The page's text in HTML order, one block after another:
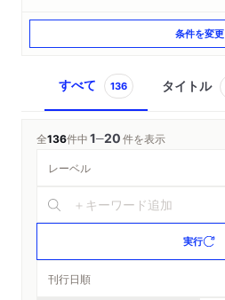
条件を変更
すべて 136 タイトル
全136件中1─20件を表示
実行